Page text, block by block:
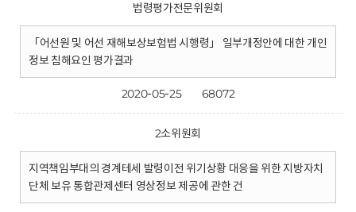
법령평가전문위원회
「어선원 및 어선 재해보상보험법 시행령」 일부개정안에 대한 개인
정보 침해요인 평가결과
2020-05-25 68072
2소위원회
지역책임부대의 경계테세 발령이전 위기상황 대응을 위한 지방자치
단체 보유 통합관제센터 영상정보 제공에 관한 건